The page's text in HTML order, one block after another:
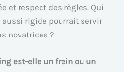
et respect des règles. Qui
aussi rigide pourrait servir
novatrices ?
est-elle un frein ou un